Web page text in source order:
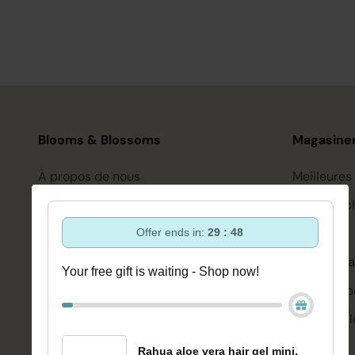
Blooms & Blossoms
À propos de nous
Assistance et conseils via :
+3188-6063800
Lun-Ven 08:30 - 16:45
Ou via notre formulaire de contact
remplir ce formulaire.
Soin des
Soins de
Corps et
Se
Bien-être
Offer ends in:29 : 48
Your free gift is waiting - Shop now!
Rahua aloe vera hair gel mini,